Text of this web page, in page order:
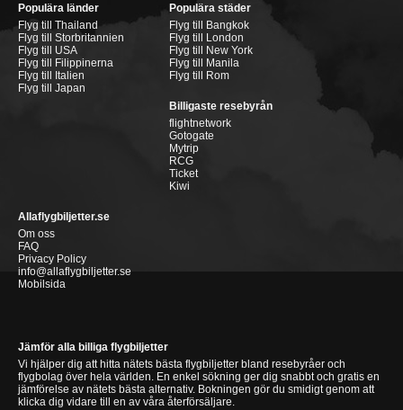
Populära länder
Flyg till Thailand
Flyg till Storbritannien
Flyg till USA
Flyg till Filippinerna
Flyg till Italien
Flyg till Japan
Populära städer
Flyg till Bangkok
Flyg till London
Flyg till New York
Flyg till Manila
Flyg till Rom
Billigaste resebyrån
flightnetwork
Gotogate
Mytrip
RCG
Ticket
Kiwi
Allaflygbiljetter.se
Om oss
FAQ
Privacy Policy
info@allaflygbiljetter.se
Mobilsida
Jämför alla billiga flygbiljetter
Vi hjälper dig att hitta nätets bästa flygbiljetter bland resebyråer och
flygbolag över hela världen. En enkel sökning ger dig snabbt och gratis en
jämförelse av nätets bästa alternativ. Bokningen gör du smidigt genom att
klicka dig vidare till en av våra återförsäljare.